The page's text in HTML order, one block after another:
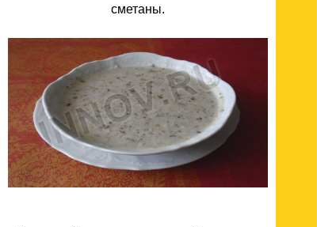
сметаны.